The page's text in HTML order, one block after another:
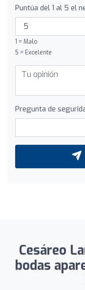
Puntúa del 1 al 5 el
1 = Malo
5 = Excelente
Pregunta de
Cesáreo
bodas